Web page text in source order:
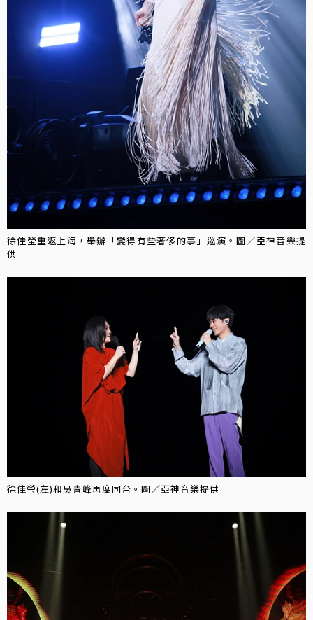
徐佳瑩重返上海，舉辦「變得有些奢侈的事」巡演。圖／亞神音樂提
供
徐佳瑩(左)和吳青峰再度同台。圖／亞神音樂提供